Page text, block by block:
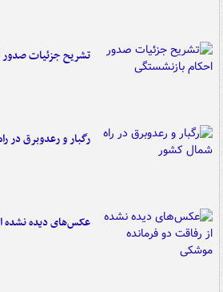
تشریح جزئیات صدور
رگبار و رعدوبرق در
عکس‌های دیده نشده